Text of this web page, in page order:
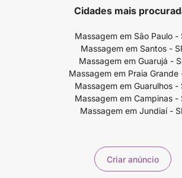
Cidades mais
Massagem em São Paulo -
Massagem em Santos -
Massagem em Guarujá -
Massagem em Praia Grande
Massagem em Guarulhos -
Massagem em Campinas -
Massagem em Jundiaí -
Criar anúncio